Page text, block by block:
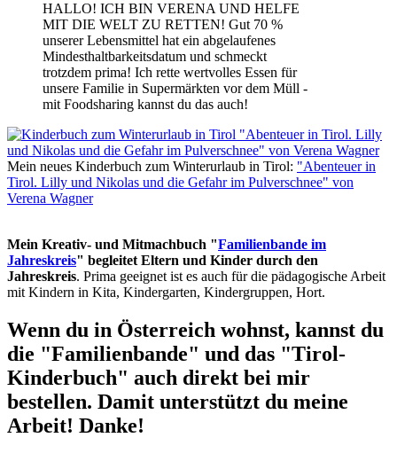
HALLO! ICH BIN VERENA UND HELFE
MIT DIE WELT ZU RETTEN! Gut 70 %
unserer Lebensmittel hat ein abgelaufenes
Mindesthaltbarkeitsdatum und schmeckt
trotzdem prima! Ich rette wertvolles Essen für
unsere Familie in Supermärkten vor dem Müll -
mit Foodsharing kannst du das auch!
Mein neues Kinderbuch zum Winterurlaub in Tirol: "Abenteuer in
Tirol. Lilly und Nikolas und die Gefahr im Pulverschnee" von
Verena Wagner
Mein Kreativ- und Mitmachbuch "Familienbande im
Jahreskreis" begleitet Eltern und Kinder durch den
Jahreskreis. Prima geeignet ist es auch für die pädagogische Arbeit
mit Kindern in Kita, Kindergarten, Kindergruppen, Hort.
Wenn du in Österreich wohnst, kannst du
die "Familienbande" und das "Tirol-
Kinderbuch" auch direkt bei mir
bestellen. Damit unterstützt du meine
Arbeit! Danke!